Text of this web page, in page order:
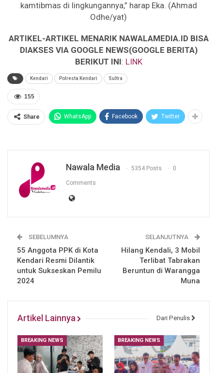
kamtibmas di lingkungannya,” harap Eka. (Ahmad
Odhe/yat)
ARTIKEL-ARTIKEL MENARIK NAWALAMEDIA.ID BISA
DIAKSES VIA GOOGLE NEWS(GOOGLE BERITA)
BERIKUT INI: LINK
Kendari Polresta Kendari Sultra
155
Share WhatsApp Facebook Twitter
Nawala Media 5354 Posts 0
Comments
SEBELUMNYA
55 Anggota PPK di Kota
Kendari Resmi Dilantik
untuk Sukseskan Pemilu
2024
SELANJUTNYA
Hilang Kendali, 3 Mobil
Terlibat Tabrakan
Beruntun di Warangga
Muna
Artikel Lainnya Dari Penulis
BREAKING NEWS BREAKING NEWS